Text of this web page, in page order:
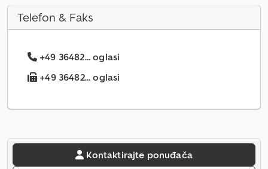
Telefon & Faks
+49 36482... oglasi
+49 36482... oglasi
Kontaktirajte ponuđača